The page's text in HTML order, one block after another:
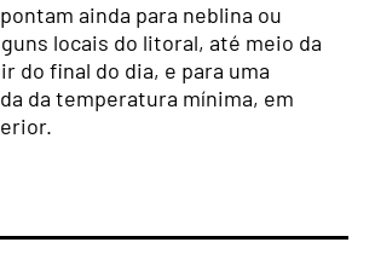
ainda para neblina ou
locais do litoral, até meio da
do final do dia, e para uma
da temperatura mínima, em